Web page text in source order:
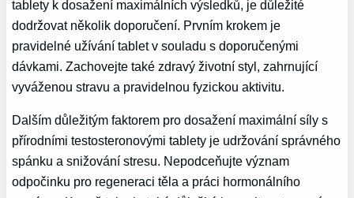
tablety k dosažení maximálních výsledků, je důležité
dodržovat několik doporučení. Prvním krokem je
pravidelné užívání tablet v souladu s doporučenými
dávkami. Zachovejte také zdravý životní styl, zahrnující
vyváženou stravu a pravidelnou fyzickou aktivitu.
Dalším důležitým faktorem pro dosažení maximální síly s
přírodními testosteronovými tablety je udržování správného
spánku a snižování stresu. Nepodceňujte význam
odpočinku pro regeneraci těla a práci hormonálního